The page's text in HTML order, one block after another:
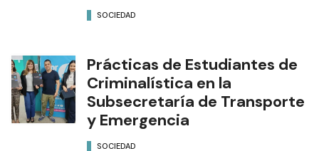
SOCIEDAD
Prácticas de Estudiantes de
Criminalística en la
Subsecretaría de Transporte
y Emergencia
SOCIEDAD